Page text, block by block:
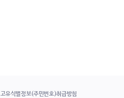
고유식별정보(주민번호)취급방침